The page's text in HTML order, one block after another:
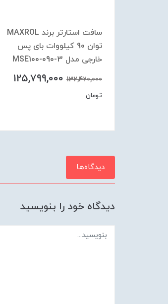
سافت استارتر برند MAXROL
توان 90 کیلووات بای پس
خارجی مدل MSE100-090-3
132,420,000
125,799,000
تومان
دیدگاه‌ها
دیدگاه خود را بنویسید